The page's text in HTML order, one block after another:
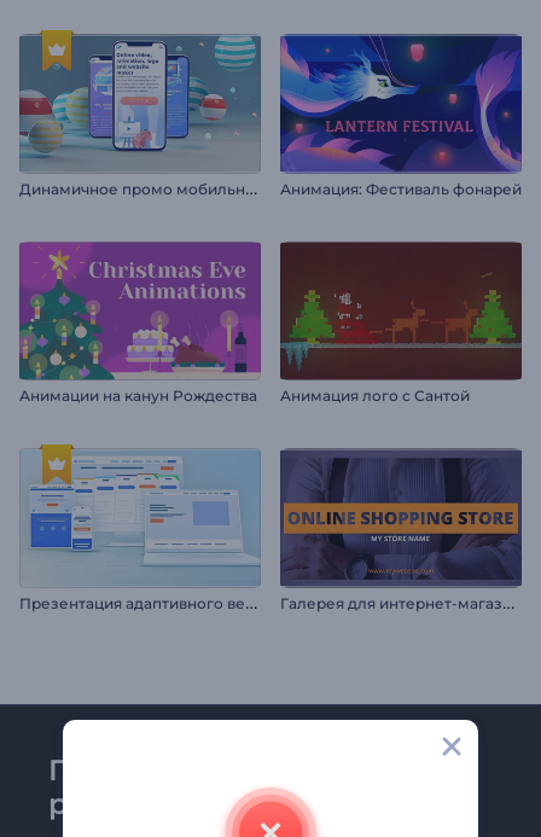
Д
инамичное промо мобильного приложения Анимация: Фестиваль фонарей
Анимации на канун Рождества Анимация лого с Сантой
П
резентация адаптивного веб-сайта Г
алерея для интернет-магазина
Присоединяйтесь к
рассылке Renderforest